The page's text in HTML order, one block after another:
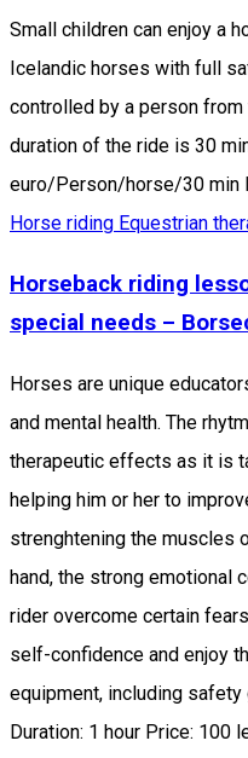
Small children can enjoy a
Icelandic horses with full
controlled by a person
duration of the ride is 30
euro/Person/horse/30 min
Horse riding Equestrian
Horseback riding
special needs –
Horses are unique
and mental health. The
therapeutic effects as it is
helping him or her to
strenghtening the muscles
hand, the strong emotional
rider overcome certain
self-confidence and enjoy
equipment, including
Duration: 1 hour Price: 100